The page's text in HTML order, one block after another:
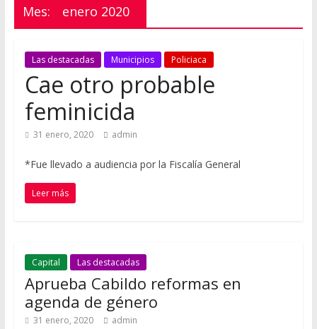
Mes: enero 2020
Las destacadas Municipios Policiaca
Cae otro probable
feminicida
31 enero, 2020 admin
*Fue llevado a audiencia por la Fiscalía General
Leer más
Capital Las destacadas
Aprueba Cabildo reformas en
agenda de género
31 enero, 2020 admin